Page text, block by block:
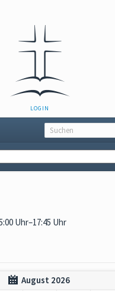
NAVIGATION
ÜBERSPRINGEN
LOGIN
Uhr–17:45 Uhr
August 2026